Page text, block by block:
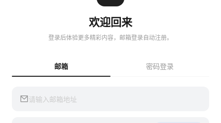
欢迎回来
登录后体验更多精彩内容，邮箱登录自动注册。
邮箱 密码登录